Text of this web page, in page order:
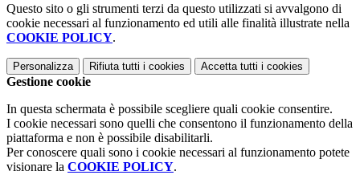
Questo sito o gli strumenti terzi da questo utilizzati si avvalgono di
cookie necessari al funzionamento ed utili alle finalità illustrate nella
COOKIE POLICY.
Personalizza Rifiuta tutti i cookies Accetta tutti i cookies
Gestione cookie
In questa schermata è possibile scegliere quali cookie consentire.
I cookie necessari sono quelli che consentono il funzionamento della
piattaforma e non è possibile disabilitarli.
Per conoscere quali sono i cookie necessari al funzionamento potete
visionare la COOKIE POLICY.